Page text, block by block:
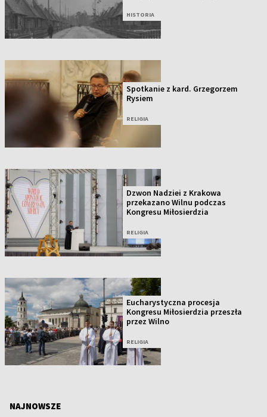
HISTORIA
Spotkanie z kard. Grzegorzem
Rysiem
RELIGIA
Dzwon Nadziei z Krakowa
przekazano Wilnu podczas
Kongresu Miłosierdzia
RELIGIA
Eucharystyczna procesja
Kongresu Miłosierdzia przeszła
przez Wilno
RELIGIA
NAJNOWSZE